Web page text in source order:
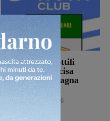
Con Stefano Sottili
l’Ideal Club Incisa
chiude la campagna
acquisti
Calcio 5 Agosto 2026